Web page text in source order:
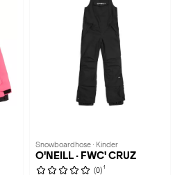
Snowboardhose · Kinder
O'NEILL · FWC' CRUZ
(0) 1